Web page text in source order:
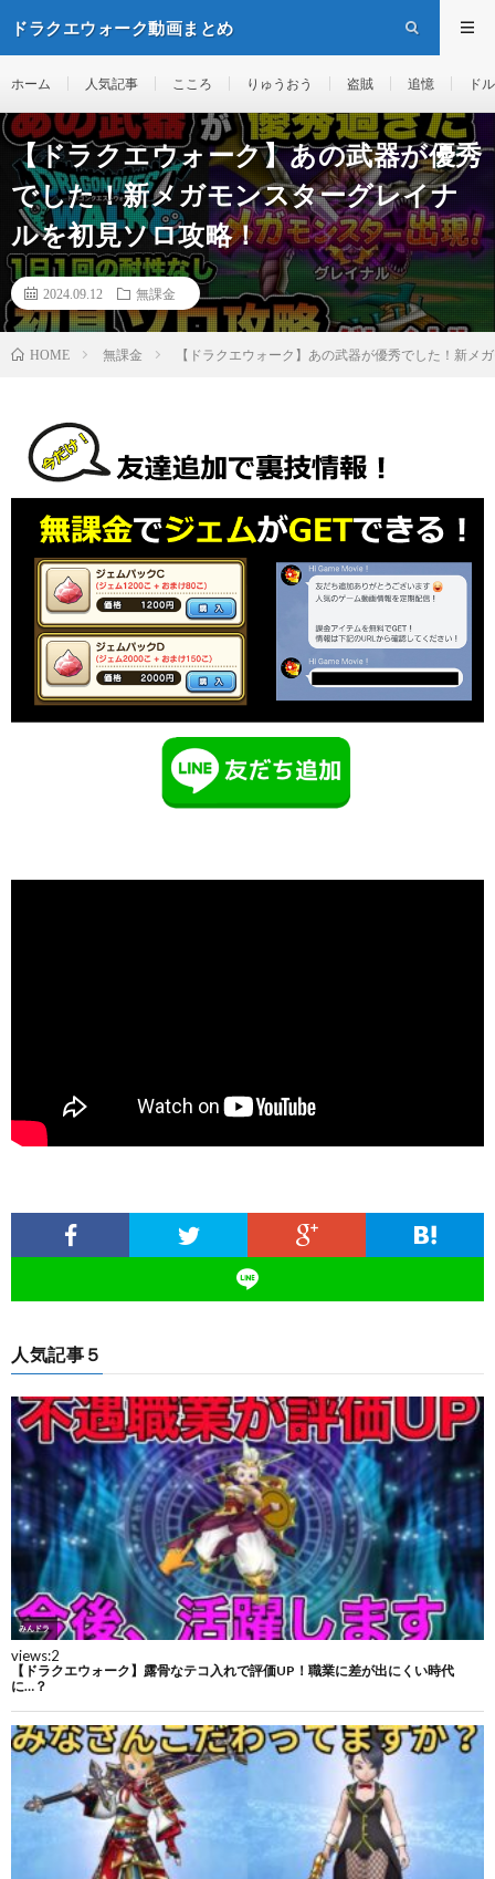
ドラクエウォーク動画まとめ
ホーム 人気記事 こころ りゅうおう 盗賊 追憶 ド
【ドラクエウォーク】あの武器が優秀
でした！新メガモンスターグレイナ
ルを初見ソロ攻略！
2024.09.12 無課金
HOME 無課金 【ドラクエウォーク】あの武器が優秀でした！新メ
人気記事５